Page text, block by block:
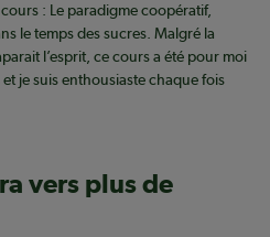
: Le paradigme coopératif,
le temps des sucres. Malgré la
l’esprit, ce cours a été pour moi
je suis enthousiaste chaque fois
vers plus de